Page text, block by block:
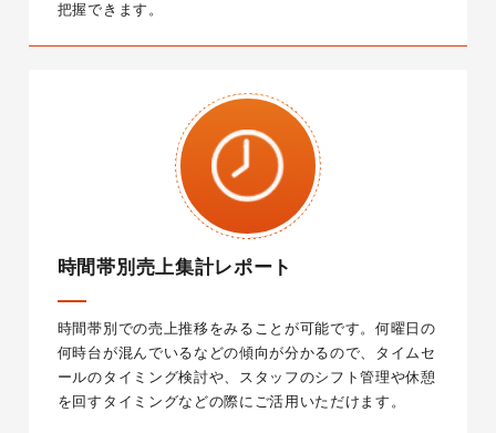
把握できます。
時間帯別売上集計レポート
時間帯別での売上推移をみることが可能です。何曜日の
何時台が混んでいるなどの傾向が分かるので、タイムセ
ールのタイミング検討や、スタッフのシフト管理や休憩
を回すタイミングなどの際にご活用いただけます。